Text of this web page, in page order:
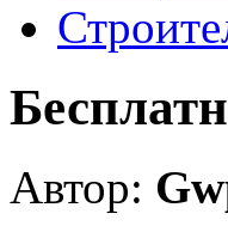
Автор: